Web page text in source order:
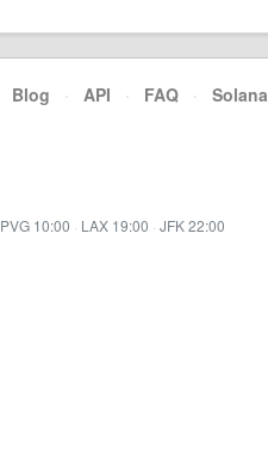
Blog · API · FAQ · Solana
PVG 10:00 · LAX 19:00 · JFK 22:00